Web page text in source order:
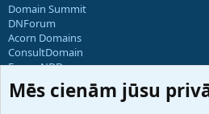
Domain Summit
DNForum
Acorn Domains
ConsultDomain
ForumNDD
Domainforum.ro
27.be
Mēs cienām jūsu